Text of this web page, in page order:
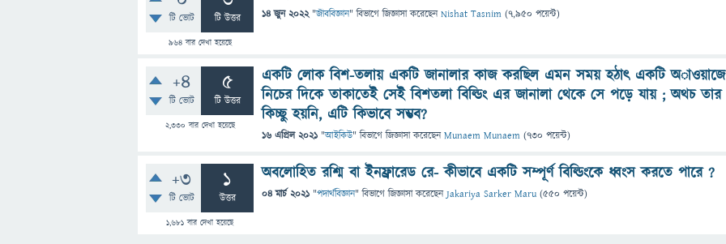
টি ভোট টি উত্তর
964বার দেখা হয়েছে
14 জুন 2022 "জীববিজ্ঞান" বিভাগে জিজ্ঞাসাকরেছেনNishat Tasnim (7,950 পয়েন্ট)
+4
টি ভোট
5
টি উত্তর
2,330 বার দেখা হয়েছে
একটি লোক বিশ-তলায় একটি জানালার কাজ করছিল এমন সময় হঠাৎ একটি অাওয়াজে
নিচের দিকে তাকাতেই সেই বিশতলা বিল্ডিং এর জানালা থেকে সে পড়ে যায় ; অথচ তার
কিচ্ছু হয়নি, এটি কিভাবে সম্ভব?
16 এপ্রিল 2021 "আইকিউ" বিভাগে জিজ্ঞাসাকরেছেনMunaem Munaem (730 পয়েন্ট)
+3
টি ভোট
1
উত্তর
1,681 বার দেখা হয়েছে
অবলোহিত রশ্মি বা ইনফ্রারেড রে- কীভাবে একটি সম্পূর্ণ বিল্ডিংকে ধ্বংস করতে পারে ?
04 মার্চ 2021 "পদার্থবিজ্ঞান" বিভাগে জিজ্ঞাসাকরেছেনJakariya Sarker Maru (550 পয়েন্ট)